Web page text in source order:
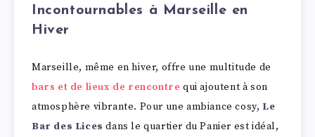
Incontournables à Marseille en
Hiver
Marseille, même en hiver, offre une multitude de
bars et de lieux de rencontre qui ajoutent à son
atmosphère vibrante. Pour une ambiance cosy, Le
Bar des Lices dans le quartier du Panier est idéal,